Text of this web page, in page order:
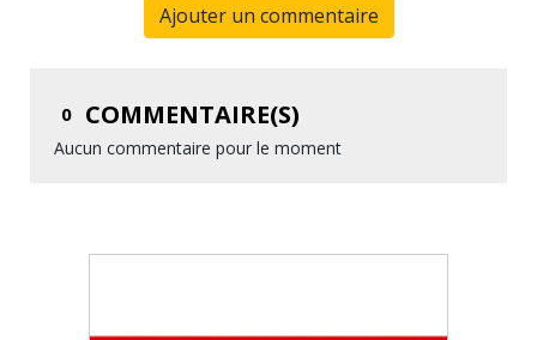
Ajouter un commentaire
0 COMMENTAIRE(S)
Aucun commentaire pour le moment